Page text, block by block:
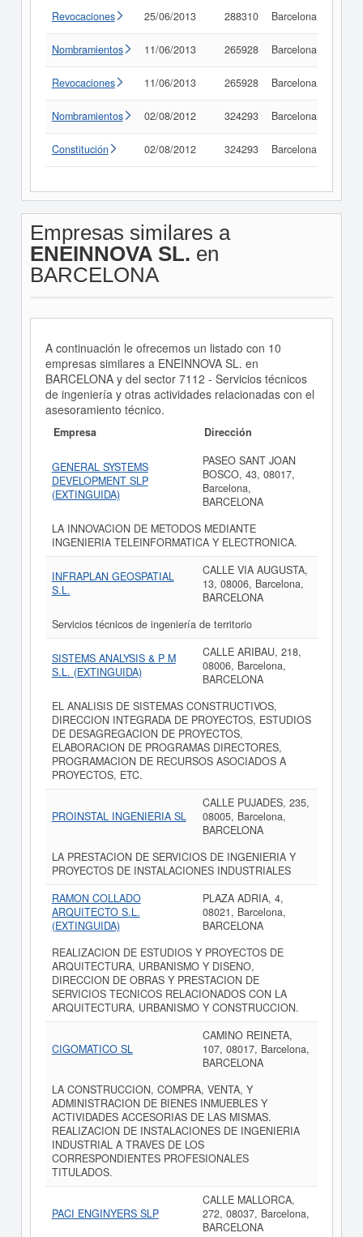
Revocaciones 25/06/2013 288310 Barcelona
Nombramientos 11/06/2013 265928 Barcelona
Revocaciones 11/06/2013 265928 Barcelona
Nombramientos 02/08/2012 324293 Barcelona
Constitución 02/08/2012 324293 Barcelona
Empresas similares a
ENEINNOVA SL. en
BARCELONA
A continuación le ofrecemos un listado con 10
empresas similares a ENEINNOVA SL. en
BARCELONA y del sector 7112 - Servicios técnicos
de ingeniería y otras actividades relacionadas con el
asesoramiento técnico.
Empresa Dirección
GENERAL SYSTEMS
DEVELOPMENT SLP
(EXTINGUIDA)
PASEO SANT JOAN
BOSCO, 43, 08017,
Barcelona,
BARCELONA
LA INNOVACION DE METODOS MEDIANTE
INGENIERIA TELEINFORMATICA Y ELECTRONICA.
INFRAPLAN GEOSPATIAL
S.L.
CALLE VIA AUGUSTA,
13, 08006, Barcelona,
BARCELONA
Servicios técnicos de ingeniería de territorio
SISTEMS ANALYSIS & P M
S.L. (EXTINGUIDA)
CALLE ARIBAU, 218,
08006, Barcelona,
BARCELONA
EL ANALISIS DE SISTEMAS CONSTRUCTIVOS,
DIRECCION INTEGRADA DE PROYECTOS, ESTUDIOS
DE DESAGREGACION DE PROYECTOS,
ELABORACION DE PROGRAMAS DIRECTORES,
PROGRAMACION DE RECURSOS ASOCIADOS A
PROYECTOS, ETC.
PROINSTAL INGENIERIA SL
CALLE PUJADES, 235,
08005, Barcelona,
BARCELONA
LA PRESTACION DE SERVICIOS DE INGENIERIA Y
PROYECTOS DE INSTALACIONES INDUSTRIALES
RAMON COLLADO
ARQUITECTO S.L.
(EXTINGUIDA)
PLAZA ADRIA, 4,
08021, Barcelona,
BARCELONA
REALIZACION DE ESTUDIOS Y PROYECTOS DE
ARQUITECTURA, URBANISMO Y DISENO,
DIRECCION DE OBRAS Y PRESTACION DE
SERVICIOS TECNICOS RELACIONADOS CON LA
ARQUITECTURA, URBANISMO Y CONSTRUCCION.
CIGOMATICO SL
CAMINO REINETA,
107, 08017, Barcelona,
BARCELONA
LA CONSTRUCCION, COMPRA, VENTA, Y
ADMINISTRACION DE BIENES INMUEBLES Y
ACTIVIDADES ACCESORIAS DE LAS MISMAS.
REALIZACION DE INSTALACIONES DE INGENIERIA
INDUSTRIAL A TRAVES DE LOS
CORRESPONDIENTES PROFESIONALES
TITULADOS.
PACI ENGINYERS SLP
CALLE MALLORCA,
272, 08037, Barcelona,
BARCELONA